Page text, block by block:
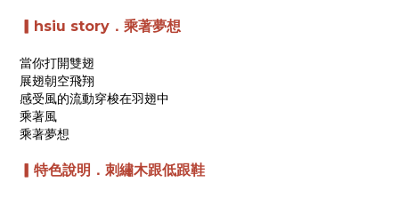
hsiu story．乘著夢想
當你打開雙翅
展翅朝空飛翔
感受風的流動穿梭在羽翅中
乘著風
乘著夢想
特色說明 ． 刺繡木跟低跟鞋